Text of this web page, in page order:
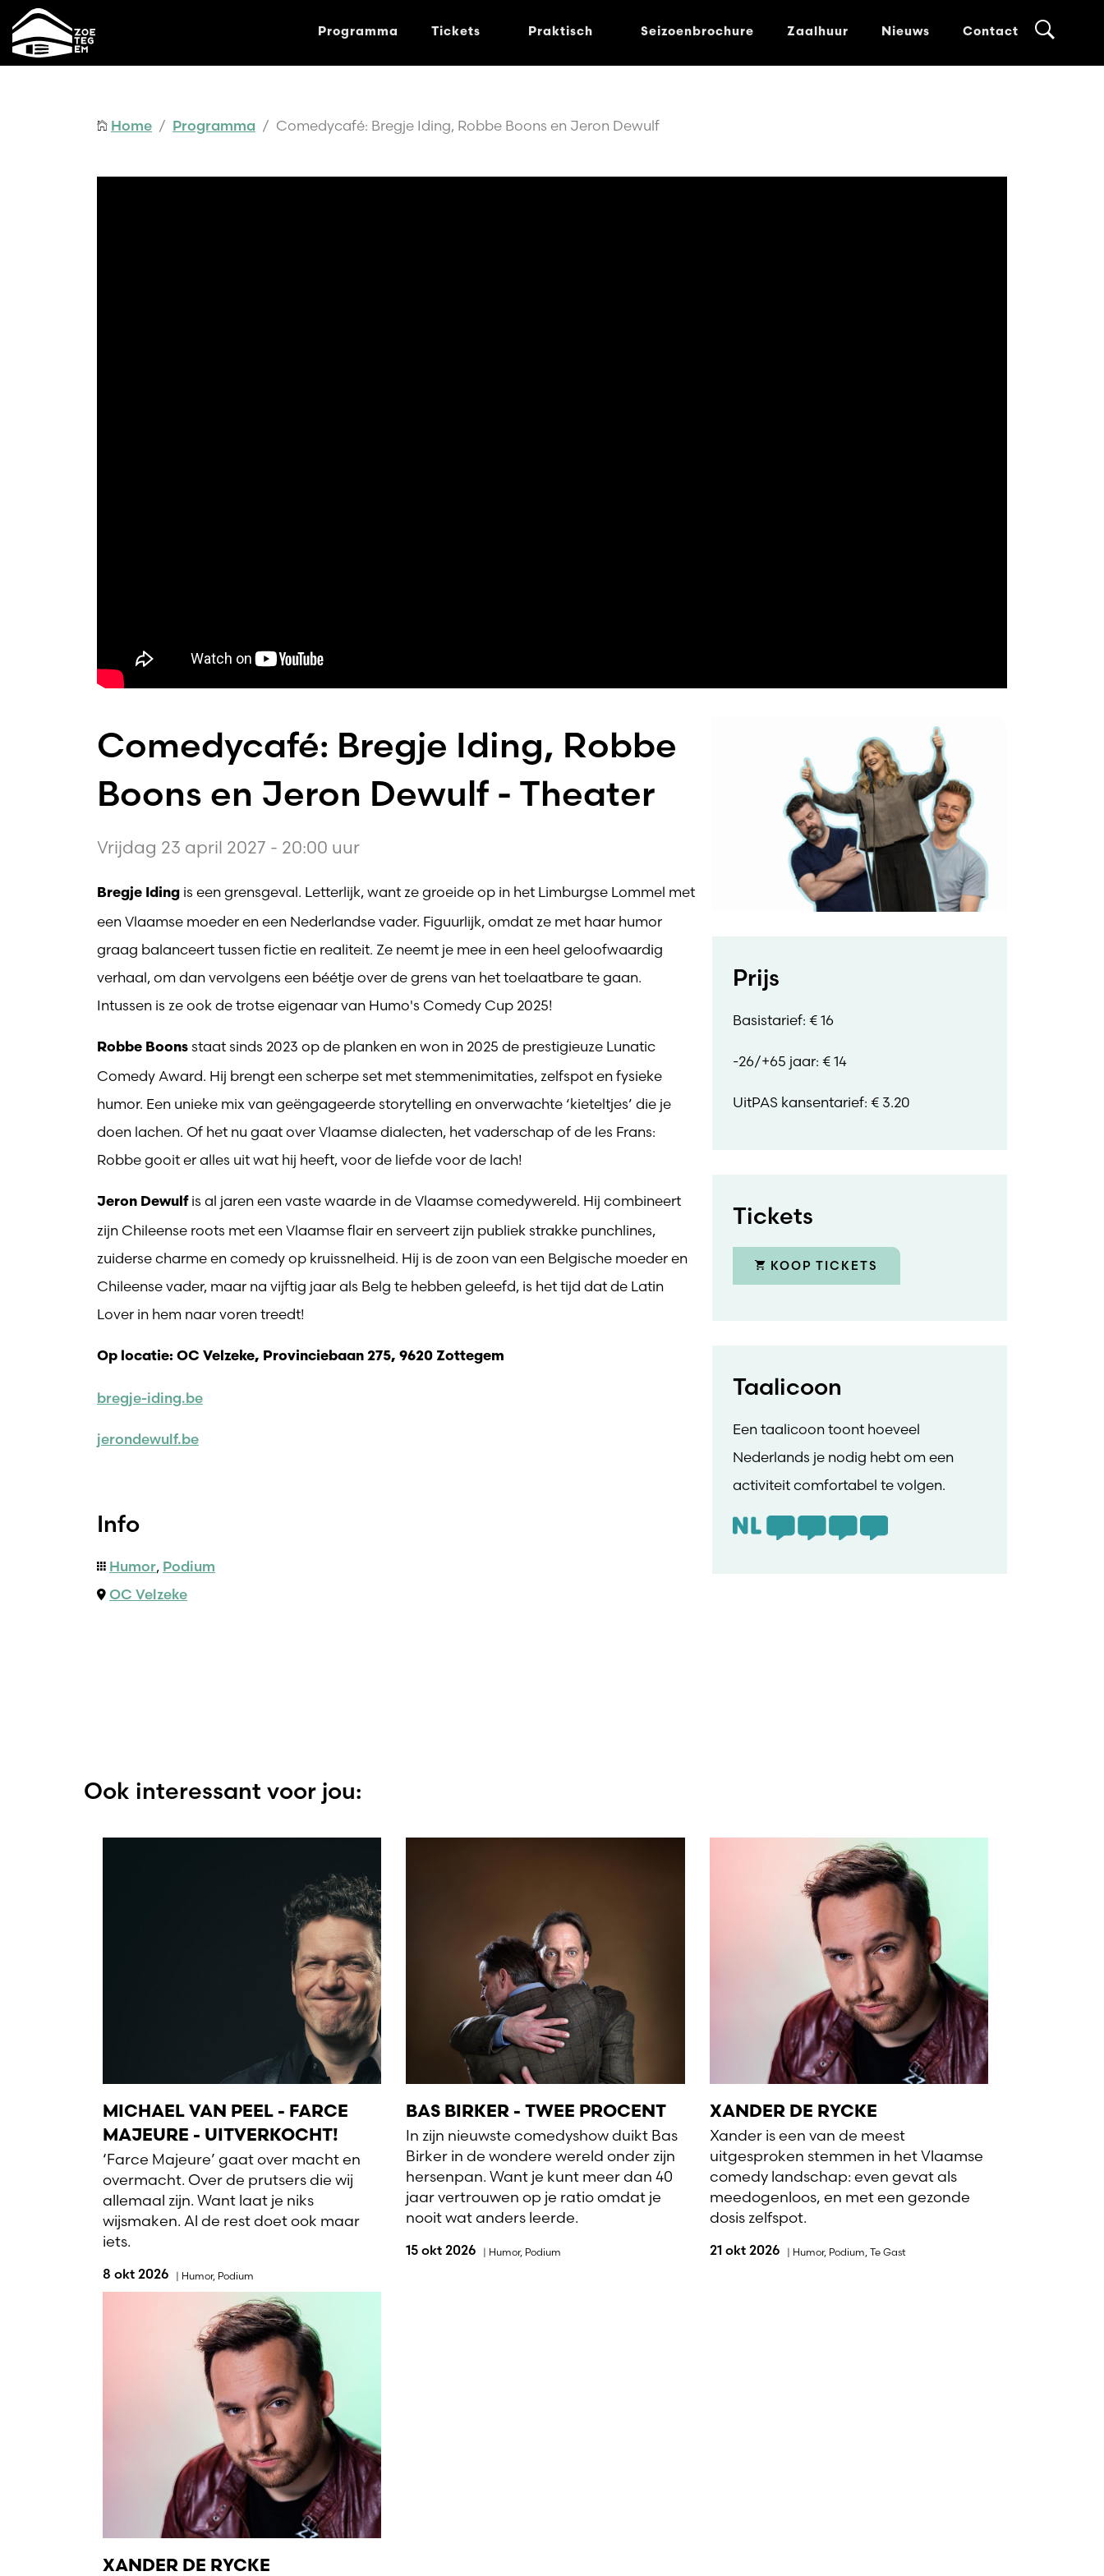
Programma Tickets Praktisch Seizoenbrochure Zaalhuur Nieuws Contact
Home / Programma / Comedycafé: Bregje Iding, Robbe Boons en Jeron Dewulf
Comedycafé: Bregje Iding, Robbe
Boons en Jeron Dewulf - Theater
Vrijdag 23 april 2027 - 20:00 uur
Bregje Iding is een grensgeval. Letterlijk, want ze groeide op in het Limburgse Lommel met
een Vlaamse moeder en een Nederlandse vader. Figuurlijk, omdat ze met haar humor
graag balanceert tussen fictie en realiteit. Ze neemt je mee in een heel geloofwaardig
verhaal, om dan vervolgens een béétje over de grens van het toelaatbare te gaan.
Intussen is ze ook de trotse eigenaar van Humo's Comedy Cup 2025!
Robbe Boons staat sinds 2023 op de planken en won in 2025 de prestigieuze Lunatic
Comedy Award. Hij brengt een scherpe set met stemmenimitaties, zelfspot en fysieke
humor. Een unieke mix van geëngageerde storytelling en onverwachte ‘kieteltjes’ die je
doen lachen. Of het nu gaat over Vlaamse dialecten, het vaderschap of de les Frans:
Robbe gooit er alles uit wat hij heeft, voor de liefde voor de lach!
Jeron Dewulfis al jaren een vaste waarde in de Vlaamse comedywereld. Hij combineert
zijn Chileense roots met een Vlaamse flair en serveert zijn publiek strakke punchlines,
zuiderse charme en comedy op kruissnelheid. Hij is de zoon van een Belgische moeder en
Chileense vader, maar na vijftig jaar als Belg te hebben geleefd, is het tijd dat de Latin
Lover in hem naar voren treedt!
Op locatie: OC Velzeke, Provinciebaan 275, 9620 Zottegem
bregje-iding.be
jerondewulf.be
Info
Humor, Podium
OC Velzeke
Prijs
Basistarief: € 16
-26/+65 jaar: € 14
UitPAS kansentarief: € 3.20
Tickets
KOOP TICKETS
Taalicoon
Een taalicoon toont hoeveel
Nederlands je nodig hebt om een
activiteit comfortabel te volgen.
Ook interessant voor jou:
MICHAEL VAN PEEL - FARCE
MAJEURE - UITVERKOCHT!
‘Farce Majeure’ gaat over macht en
overmacht. Over de prutsers die wij
allemaal zijn. Want laat je niks
wijsmaken. Al de rest doet ook maar
iets.
8 okt 2026 | Humor, Podium
BAS BIRKER - TWEE PROCENT
In zijn nieuwste comedyshow duikt Bas
Birker in de wondere wereld onder zijn
hersenpan. Want je kunt meer dan 40
jaar vertrouwen op je ratio omdat je
nooit wat anders leerde.
15 okt 2026 | Humor, Podium
XANDER DE RYCKE
Xander is een van de meest
uitgesproken stemmen in het Vlaamse
comedy landschap: even gevat als
meedogenloos, en met een gezonde
dosis zelfspot.
21 okt 2026 | Humor, Podium Te Gast
XANDER DE RYCKE